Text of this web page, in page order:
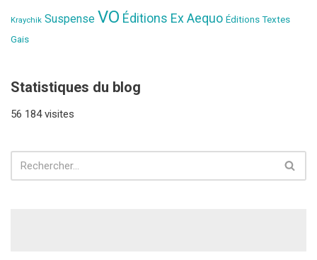
Kraychik Suspense VO Éditions Ex Aequo Éditions Textes
Gais
Statistiques du blog
56 184 visites